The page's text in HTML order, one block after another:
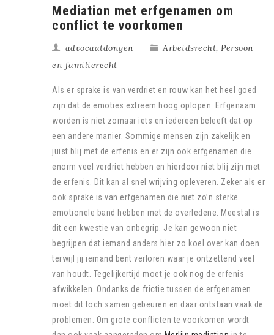
Mediation met erfgenamen om
conflict te voorkomen
advocaatdongen Arbeidsrecht, Persoon
en familierecht
Als er sprake is van verdriet en rouw kan het heel goed
zijn dat de emoties extreem hoog oplopen. Erfgenaam
worden is niet zomaar iets en iedereen beleeft dat op
een andere manier. Sommige mensen zijn zakelijk en
juist blij met de erfenis en er zijn ook erfgenamen die
enorm veel verdriet hebben en hierdoor niet blij zijn met
de erfenis. Dit kan al snel wrijving opleveren. Zeker als er
ook sprake is van erfgenamen die niet zo’n sterke
emotionele band hebben met de overledene. Meestal is
dit een kwestie van onbegrip. Je kan gewoon niet
begrijpen dat iemand anders hier zo koel over kan doen
terwijl jij iemand bent verloren waar je ontzettend veel
van houdt. Tegelijkertijd moet je ook nog de erfenis
afwikkelen. Ondanks de frictie tussen de erfgenamen
moet dit toch samen gebeuren en daar ontstaan vaak de
problemen. Om grote conflicten te voorkomen wordt